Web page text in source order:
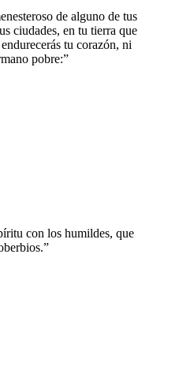
de alguno de tus
ciudades, en tu tierra que
tu corazón, ni
pobre:”
con los humildes, que
”